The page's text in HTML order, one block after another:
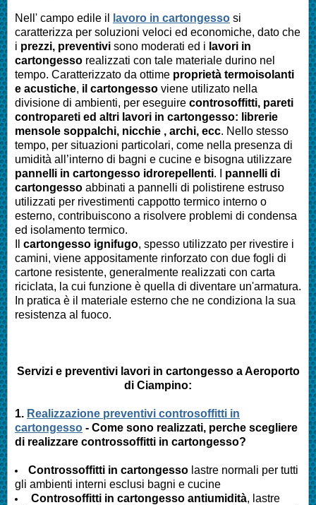
Nell' campo edile il lavoro in cartongesso si
caratterizza per soluzioni veloci ed economiche, dato che
i prezzi, preventivi sono moderati ed i lavori in
cartongesso realizzati con tale materiale durino nel
tempo. Caratterizzato da ottime proprietà termoisolanti
e acustiche, il cartongesso viene utilizato nella
divisione di ambienti, per eseguire controsoffitti, pareti
contropareti ed altri lavori in cartongesso: librerie
mensole soppalchi, nicchie , archi, ecc. Nello stesso
tempo, per situazioni particolari, come nella presenza di
umidità all’interno di bagni e cucine e bisogna utilizzare
pannelli in cartongesso idrorepellenti. I pannelli di
cartongesso abbinati a pannelli di polistirene estruso
utilizzati per rivestimenti cappotto termico interno o
esterno, contribuiscono a risolvere problemi di condensa
ed isolamento termico.
cartongesso ignifugo, spesso utilizzato per rivestire i
camini, viene appositamente rinforzato con due fogli di
cartone resistente, generalmente realizzati con carta
riciclata, la cui funzione è quella di diventare un'armatura.
In pratica è il materiale esterno che ne condiziona la sua
resistenza al fuoco.
Servizi e preventivi lavori in cartongesso aAeroporto
di Ciampino:
1. Realizzazione preventivi controsoffitti in
cartongesso - Come sono realizzati, perche scegliere
di realizzare controssoffitti in cartongesso?
Controssoffitti in cartongesso lastre normali per tutti
gli ambienti interni esclusi bagni e cucine
Controsoffitti in cartongesso antiumidità, lastre